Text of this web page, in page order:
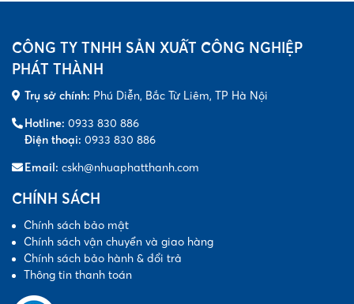
CÔNG TY TNHH SẢN XUẤT CÔNG NGHIỆP
PHÁT THÀNH
Trụ sở chính: Phú Diễn, Bắc Từ Liêm, TP Hà Nội
Hotline: 0933 830 886
Điện thoại: 0933 830 886
Email: cskh@nhuaphatthanh.com
CHÍNH SÁCH
Chính sách bảo mật
Chính sách vận chuyển và giao hàng
Chính sách bảo hành & đổi trả
Thông tin thanh toán